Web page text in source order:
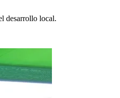
desarrollo local.